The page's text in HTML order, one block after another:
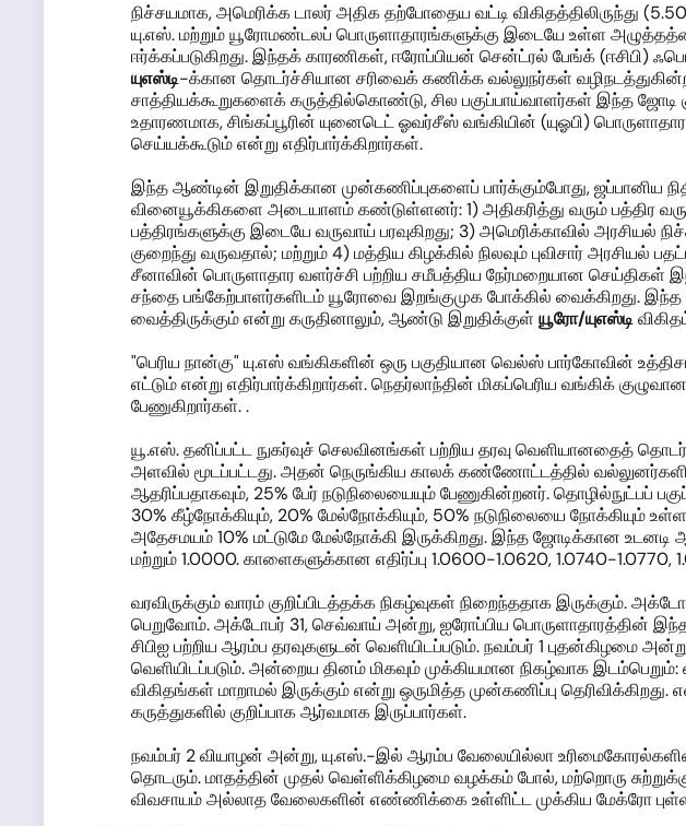
நிச்சயமாக, அமெரிக்க டாலர் அதிக தற்போதைய வட்டி விகிதத்திலிருந்து
யு.எஸ். மற்றும் யூரோமண்டலப் பொருளாதாரங்களுக்கு இடையே உள்ள
ஈர்க்கப்படுகிறது. இந்தக் காரணிகள், ஈரோப்பியன் சென்ட்ரல் பேங்க் (ஈசிபி)
யுஎஸ்டி-க்கான தொடர்ச்சியான சரிவைக் கணிக்க வல்லுநர்கள்
சாத்தியக்கூறுகளைக் கருத்தில்கொண்டு, சில பகுப்பாய்வாளர்கள் இந்த ஜோடி
உதாரணமாக, சிங்கப்பூரின் யுனைடெட் ஓவர்சீஸ் வங்கியின் (யுஓபி)
செய்யக்கூடும் என்று எதிர்பார்க்கிறார்கள்.
இந்த ஆண்டின் இறுதிக்கான முன்கணிப்புகளைப் பார்க்கும்போது, ஜப்பானிய
வினையூக்கிகளை அடையாளம் கண்டுள்ளனர்: 1) அதிகரித்து வரும் பத்திர
பத்திரங்களுக்கு இடையே வருவாய் பரவுகிறது; 3) அமெரிக்காவில்
குறைந்து வருவதால்; மற்றும் 4) மத்திய கிழக்கில் நிலவும் புவிசார்
சீனாவின் பொருளாதார வளர்ச்சி பற்றிய சமீபத்திய நேர்மறையான செய்திகள்
சந்தை பங்கேற்பாளர்களிடம் யூரோவை இறங்குமுக போக்கில் வைக்கிறது. இந்த
வைத்திருக்கும் என்று கருதினாலும், ஆண்டு இறுதிக்குள் யூரோ/யுஎஸ்டி
"பெரிய நான்கு" யு.எஸ் வங்கிகளின் ஒரு பகுதியான வெல்ஸ் பார்கோவின்
எட்டும் என்று எதிர்பார்க்கிறார்கள். நெதர்லாந்தின் மிகப்பெரிய வங்கிக்
பேணுகிறார்கள். .
யூ.எஸ். தனிப்பட்ட நுகர்வுச் செலவினங்கள் பற்றிய தரவு வெளியானதைத்
அளவில் மூடப்பட்டது. அதன் நெருங்கிய காலக் கண்ணோட்டத்தில்
ஆதரிப்பதாகவும், 25% பேர் நடுநிலையையும் பேணுகின்றனர்.
30% கீழ்நோக்கியும், 20% மேல்நோக்கியும், 50% நடுநிலையை நோக்கியும்
அதேசமயம் 10% மட்டுமே மேல்நோக்கி இருக்கிறது. இந்த ஜோடிக்கான உடனடி
மற்றும் 1.0000. காளைகளுக்கான எதிர்ப்பு 1.0600-1.0620, 1.0740-1.0770,
வரவிருக்கும் வாரம் குறிப்பிடத்தக்க நிகழ்வுகள் நிறைந்ததாக இருக்கும்.
பெறுவோம். அக்டோபர் 31, செவ்வாய் அன்று, ஐரோப்பிய பொருளாதாரத்தின் இந்த
சிபிஐ பற்றிய ஆரம்ப தரவுகளுடன் வெளியிடப்படும். நவம்பர் 1 புதன்கிழமை
வெளியிடப்படும். அன்றைய தினம் மிகவும் முக்கியமான நிகழ்வாக இடம்பெறும்:
விகிதங்கள் மாறாமல் இருக்கும் என்று ஒருமித்த முன்கணிப்பு
கருத்துகளில் குறிப்பாக ஆர்வமாக இருப்பார்கள்.
நவம்பர் 2 வியாழன் அன்று, யு.எஸ்.-இல் ஆரம்ப வேலையில்லா
தொடரும். மாதத்தின் முதல் வெள்ளிக்கிழமை வழக்கம் போல், மற்றொரு
விவசாயம் அல்லாத வேலைகளின் எண்ணிக்கை உள்ளிட்ட முக்கிய மேக்ரோ